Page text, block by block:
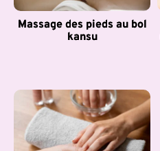
Massage des pieds au bol
kansu